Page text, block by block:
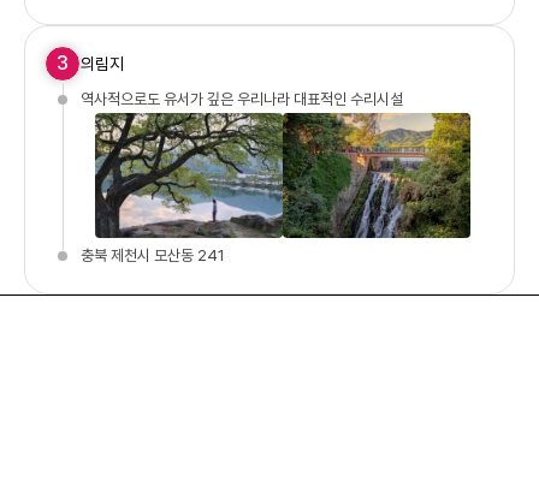
3 의림지
역사적으로도 유서가 깊은 우리나라 대표적인 수리시설
충북 제천시 모산동 241